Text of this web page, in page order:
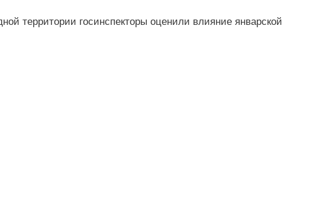
территории госинспекторы оценили влияние январской